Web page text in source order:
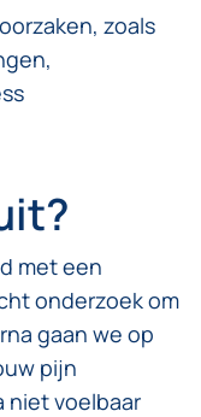
zoals
met een
onderzoek om
gaan we op
pijn
niet voelbaar